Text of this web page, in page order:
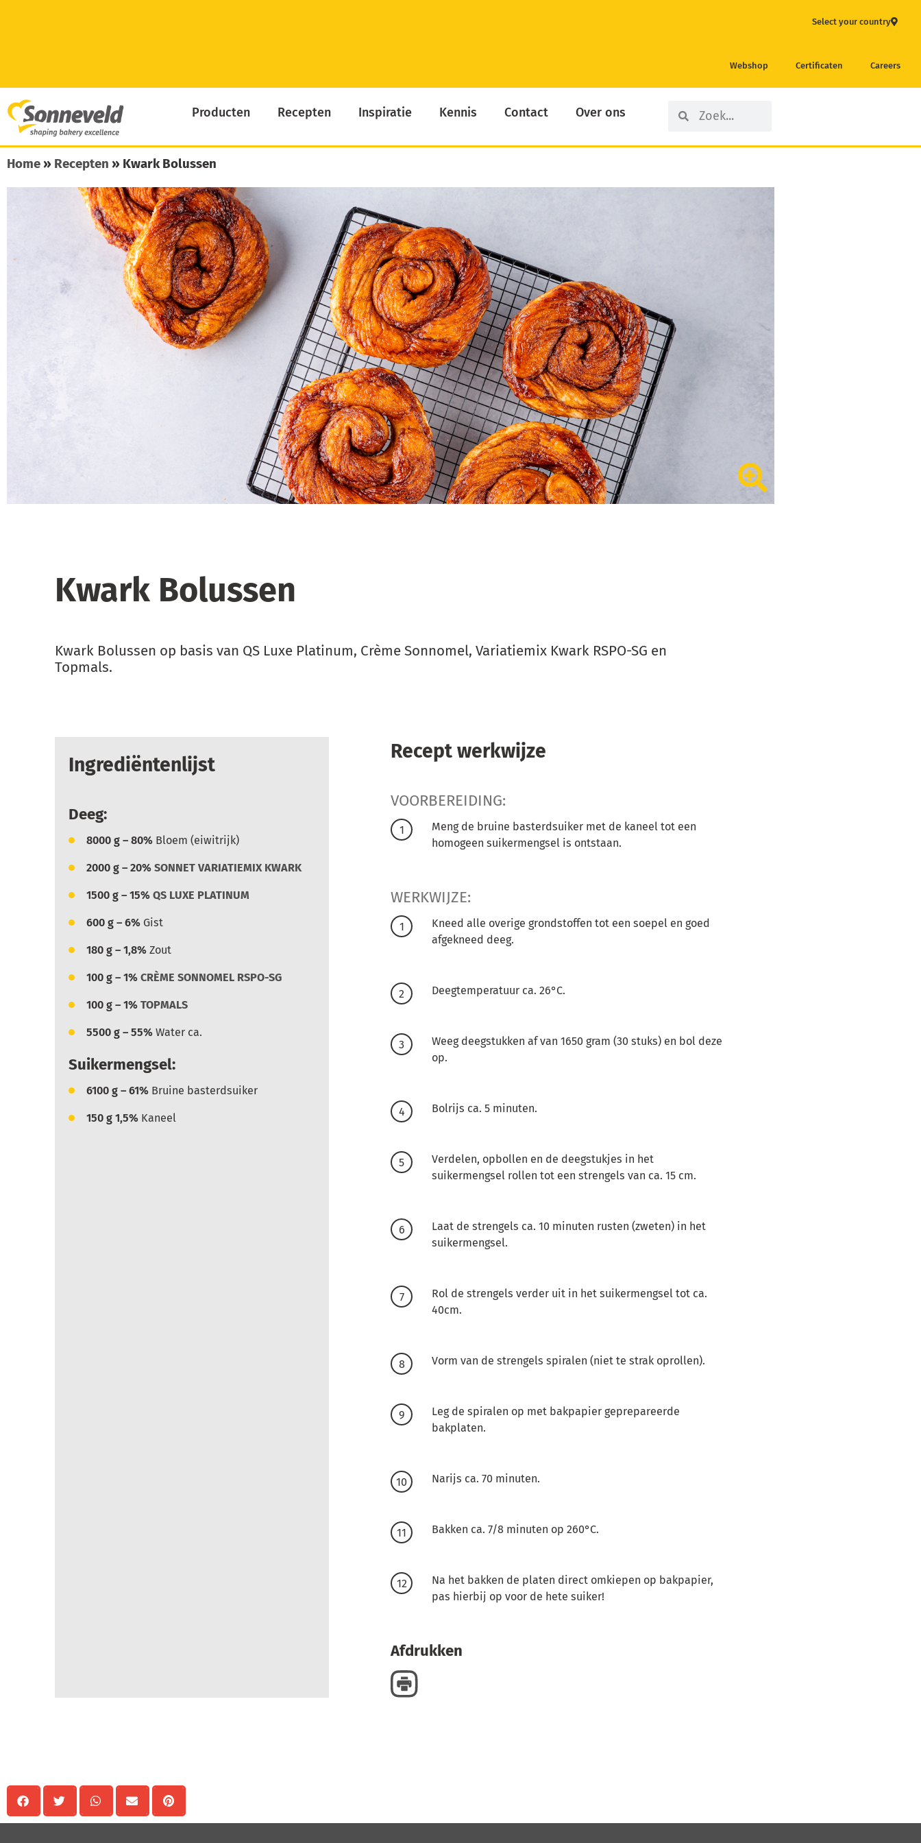
Select your country
Webshop Certificaten Careers
Producten Recepten Inspiratie Kennis Contact Over ons SearchSearch
Home» Recepten » Kwark Bolussen
Kwark Bolussen
Kwark Bolussen op basis van QS Luxe Platinum, Crème Sonnomel, Variatiemix Kwark RSPO-SG en
Topmals.
Ingrediëntenlijst
Deeg:
8000 g – 80% Bloem (eiwitrijk)
2000 g – 20% SONNET VARIATIEMIX KWARK
1500 g – 15% QS LUXE PLATINUM
600 g – 6% Gist
180 g – 1,8% Zout
100 g – 1% CRÈME SONNOMEL RSPO-SG
100 g – 1% TOPMALS
5500 g – 55% Water ca.
Suikermengsel:
6100 g – 61% Bruine basterdsuiker
150 g 1,5% Kaneel
Recept werkwijze
VOORBEREIDING:
Meng de bruine basterdsuiker met de kaneel tot een
homogeen suikermengsel is ontstaan.
WERKWIJZE:
Kneed alle overige grondstoffen tot een soepel en goed
afgekneed deeg.
Deegtemperatuur ca. 26°C.
Weeg deegstukken af van 1650 gram (30 stuks) en bol deze
op.
Bolrijs ca. 5 minuten.
Verdelen, opbollen en de deegstukjes in het
suikermengsel rollen tot een strengels van ca. 15 cm.
Laat de strengels ca. 10 minuten rusten (zweten) in het
suikermengsel.
Rol de strengels verder uit in het suikermengsel tot ca.
40cm.
Vorm van de strengels spiralen (niet te strak oprollen).
Leg de spiralen op met bakpapier geprepareerde
bakplaten.
Narijs ca. 70 minuten.
Bakken ca. 7/8 minuten op 260°C.
Na het bakken de platen direct omkiepen op bakpapier,
pas hierbij op voor de hete suiker!
Afdrukken